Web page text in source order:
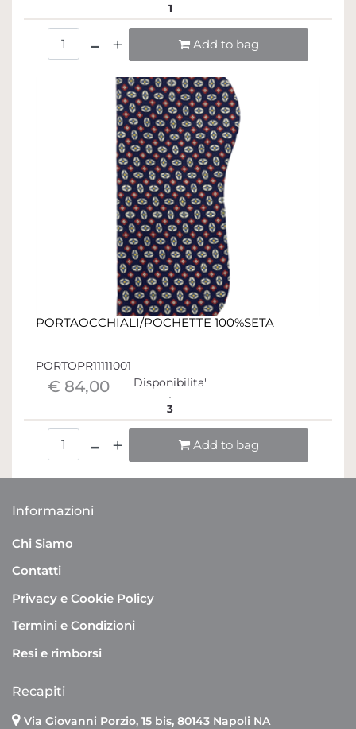
1
Add to bag
PORTAOCCHIALI/POCHETTE 100%SETA
PORTOPR11111001
€ 84,00 Disponibilita'
3
Add to bag
Informazioni
Chi Siamo
Contatti
Privacy e Cookie Policy
Termini e Condizioni
Resi e rimborsi
Recapiti
Via Giovanni Porzio, 15 bis, 80143 Napoli NA